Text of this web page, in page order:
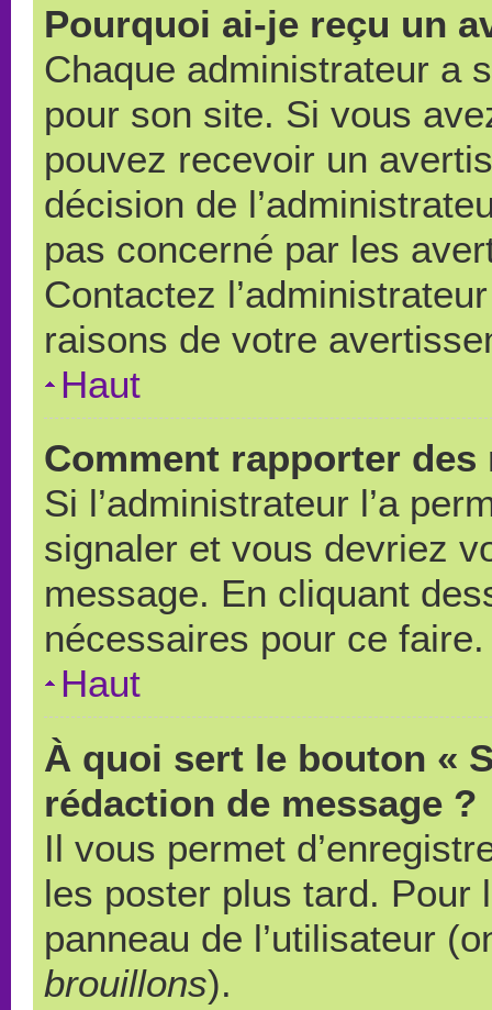
Pourquoi ai-je reçu un
Chaque administrateur a
pour son site. Si vous
pouvez recevoir un
décision de
pas concerné par les
Contactez
raisons de votre
Haut
Comment rapporter
Si l’administrateur l’a
signaler et vous devriez
message. En cliquant
nécessaires pour ce faire.
Haut
À quoi sert le bouton «
rédaction de message ?
Il vous permet
les poster plus tard. Pour
panneau de l’utilisateur
brouillons).